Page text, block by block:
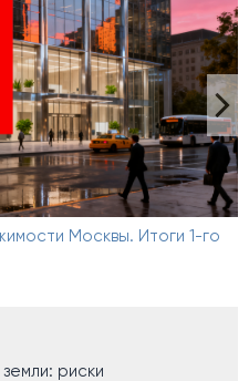
Москвы. Итоги 1-го
риски